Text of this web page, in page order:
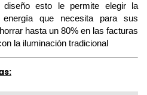
esto le permite elegir la
que necesita para sus
hasta un 80% en las facturas
la iluminación tradicional